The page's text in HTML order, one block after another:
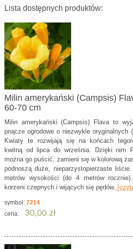
Lista dostępnych produktów:
Milin amerykański (Campsis)
60-70 cm
Milin amerykański (Campsis) Flava to
pnącze ogrodowe o niezwykle oryginalnych
Kwiaty te rozwijają się na końcach
kwitną od lipca do września. Dzięki nim
można go puścić, zamieni się w kolorową
podnoszą duże, nieparzystopierzaste
metrów wysokości (do 4 metrów
korzeni czepnych i wijących się pędów.
symbol: 7214
cena:
30,00 zł